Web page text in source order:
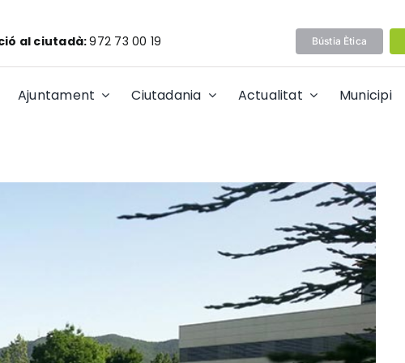
al ciutadà:972 73 00 19 Bústia Ètica
Ajuntament Ciutadania Actualitat Municipi